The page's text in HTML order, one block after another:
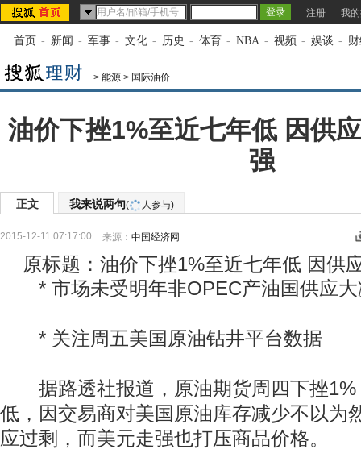
注册 我
首页 - 新闻 - 军事 - 文化 - 历史 - 体育 - NBA - 视频 - 娱谈 -
> 能源 > 国际油价
油价下挫1%至近七年低 因供
强
正文 我来说两句( 人参与)
2015-12-11 07:17:00 来源： 中国经济网
原标题：油价下挫1%至近七年低 因供
* 市场未受明年非OPEC产油国供应大
* 关注周五美国原油钻井平台数据
据路透社报道，原油期货周四下挫1%
低，因交易商对美国原油库存减少不以为
应过剩，而美元走强也打压商品价格。